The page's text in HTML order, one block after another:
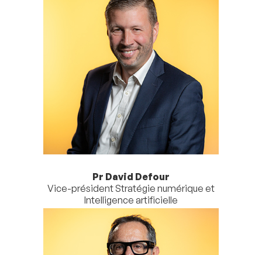
Pr David Defour
Vice-président Stratégie numérique et
Intelligence artificielle